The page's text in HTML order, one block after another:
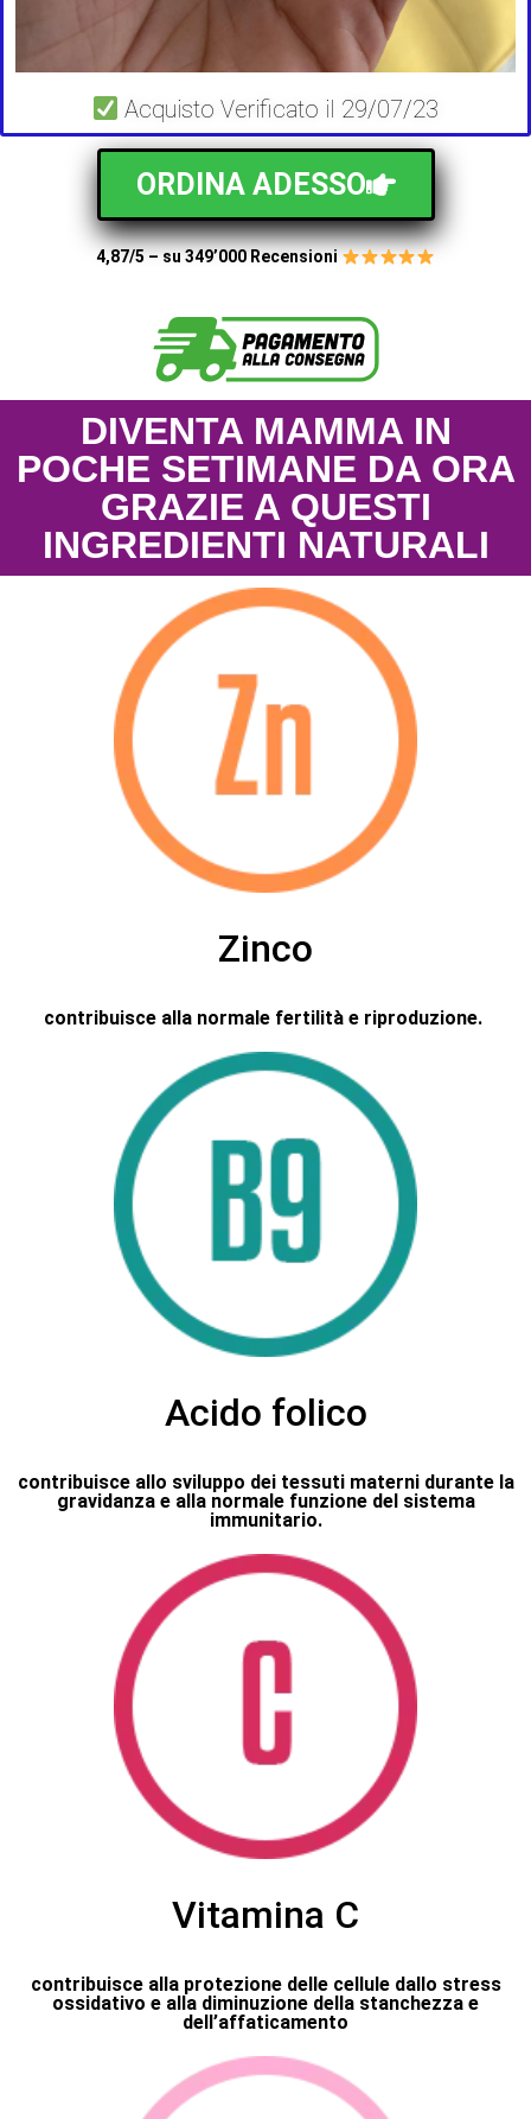
Acquisto Verificato il 29/07/23
ORDINA ADESSO
4,87/5 – su 349’000 Recensioni
DIVENTA MAMMA IN
POCHE SETIMANE DA ORA
GRAZIE A QUESTI
INGREDIENTI NATURALI
Zinco
contribuisce alla normale fertilità e riproduzione.
Acido folico
contribuisce allo sviluppo dei tessuti materni durante la
gravidanza e alla normale funzione del sistema
immunitario.
Vitamina C
contribuisce alla protezione delle cellule dallo stress
ossidativo e alla diminuzione della stanchezza e
dell’affaticamento